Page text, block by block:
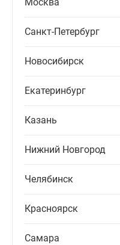
Санкт-Петербург
Новосибирск
Екатеринбург
Казань
Нижний Новгород
Челябинск
Красноярск
Самара